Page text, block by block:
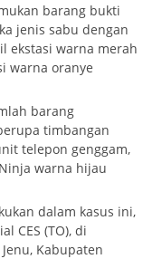
barang bukti
jenis sabu dengan
ekstasi warna merah
warna oranye
barang
timbangan
telepon genggam,
warna hijau
dalam kasus ini,
CES (TO), di
Kabupaten